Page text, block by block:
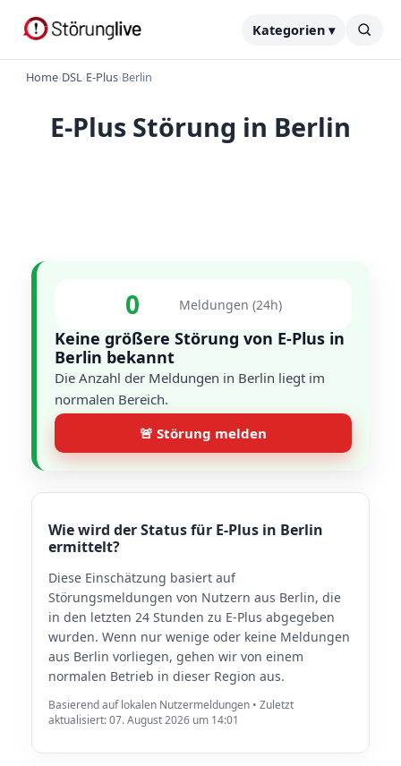
Kategorien ▾
Home›DSL›E-Plus›Berlin
E-Plus Störung in Berlin
0 Meldungen (24h)
Keine größere Störung von E-Plus in
Berlin bekannt
Die Anzahl der Meldungen in Berlin liegt im
normalen Bereich.
🚨 Störung melden
Wie wird der Status für E-Plus in Berlin
ermittelt?
Diese Einschätzung basiert auf
Störungsmeldungen von Nutzern aus Berlin, die
in den letzten 24 Stunden zu E-Plus abgegeben
wurden. Wenn nur wenige oder keine Meldungen
aus Berlin vorliegen, gehen wir von einem
normalen Betrieb in dieser Region aus.
Basierend auf lokalen Nutzermeldungen • Zuletzt
aktualisiert: 07. August 2026 um 14:01